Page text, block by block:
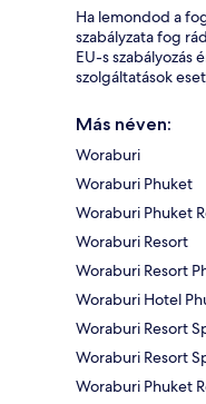
Ha lemondod a
szabályzata fog
EU-s szabályozás
szolgáltatások
Más néven:
Woraburi
Woraburi Phuket
Woraburi Phuket
Woraburi Resort
Woraburi Resort
Woraburi Hotel
Woraburi Resort
Woraburi Resort
Woraburi Phuket